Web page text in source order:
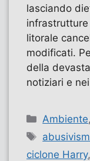
lasciando
litorale
modificati.
della
notiziari e
Categorie
Ambiente,
Tag
ciclone Harry,